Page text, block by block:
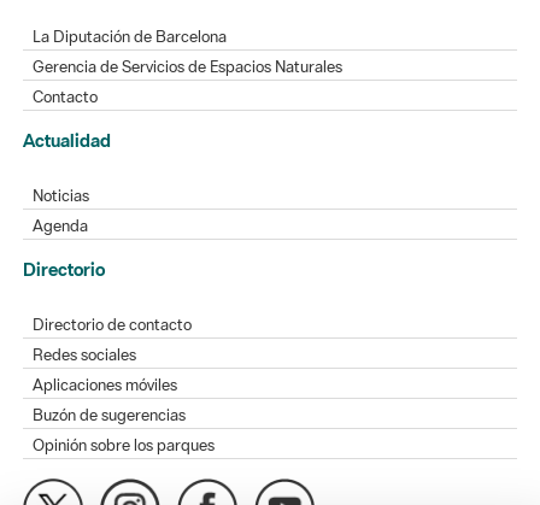
La Diputación de Barcelona
Gerencia de Servicios de Espacios Naturales
Contacto
Actualidad
Noticias
Agenda
Directorio
Directorio de contacto
Redes sociales
Aplicaciones móviles
Buzón de sugerencias
Opinión sobre los parques